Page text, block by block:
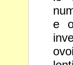
e